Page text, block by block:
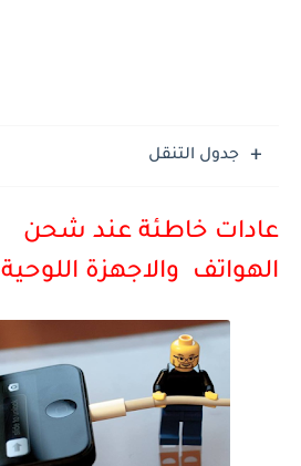
جدول التنقل
‏‎عادات خاطئة عند شحن
الهواتف والاجهزة اللوحية